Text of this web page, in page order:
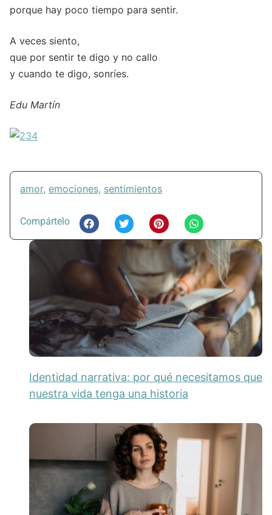
porque hay poco tiempo para sentir.
A veces siento,
que por sentir te digo y no callo
y cuando te digo, sonríes.
Edu Martín
amor, emociones, sentimientos
Compártelo
Identidad narrativa: por qué necesitamos que
nuestra vida tenga una historia